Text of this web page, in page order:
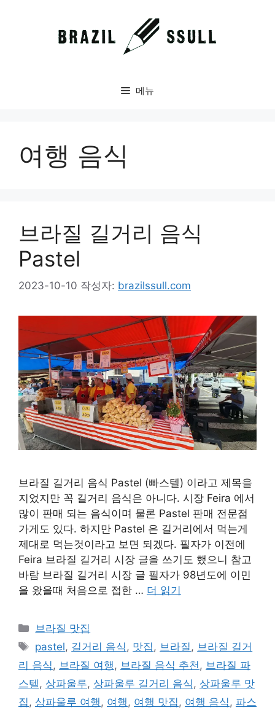
메뉴
여행 음식
브라질 길거리 음식
Pastel
2023-10-10 작성자: brazilssull.com
브라질 길거리 음식 Pastel (빠스텔) 이라고 제목을
지었지만 꼭 길거리 음식은 아니다. 시장 Feira 에서
많이 판매 되는 음식이며 물론 Pastel 판매 전문점
가게도 있다. 하지만 Pastel 은 길거리에서 먹는게
제대로 먹는것이라고 보면 되겠다. 필자가 이전에
Feira 브라질 길거리 시장 글을 쓰기도 했으니 참고
바람 브라질 길거리 시장 글 필자가 98년도에 이민
을 왔을때 처음으로 접한 … 더 읽기
카
고
리
브라질 맛집
태
그
pastel, 길거리 음식 , 맛집 , 브라질 , 브라질 길거
리 음식 , 브라질 여행 , 브라질 음식 추천 , 브라질 파
스텔 , 상파울루, 상파울루 길거리 음식 , 상파울루 맛
집 , 상파울루 여행 , 여행 , 여행 맛집 , 여행 음식 , 파스